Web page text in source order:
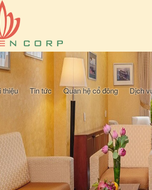
thiệu Tin tức Quan hệ cổ đông Dịch